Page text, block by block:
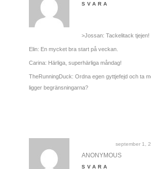
SVARA
>Jossan: Tackelitack tjejen!
Elin: En mycket bra start på veckan.
Carina: Härliga, superhärliga måndag!
TheRunningDuck: Ordna egen gyttjefejd och ta
ligger begränsningarna?
september 1,
ANONYMOUS
SVARA